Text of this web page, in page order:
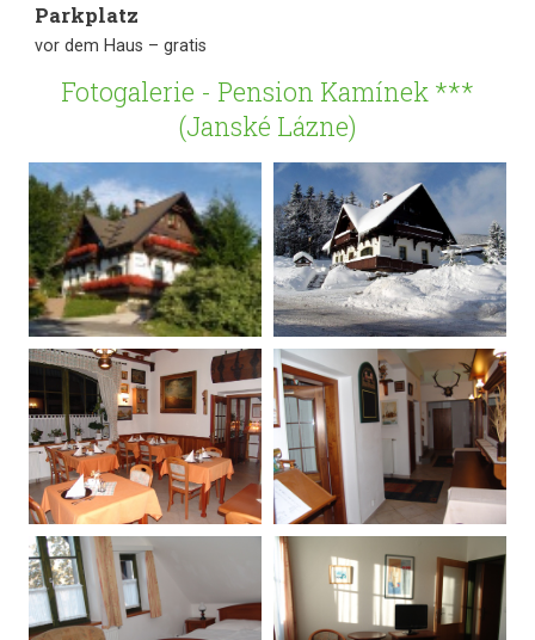
Parkplatz
vor dem Haus – gratis
Fotogalerie - Pension Kamínek ***
(Janské Lázne)